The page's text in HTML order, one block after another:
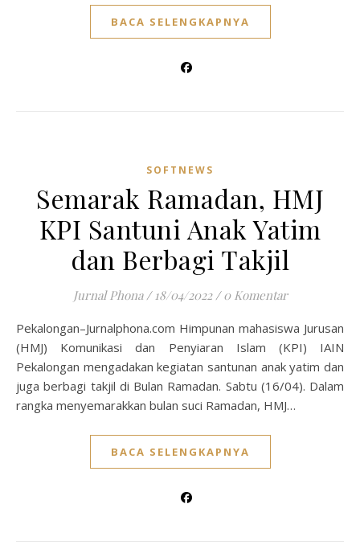
BACA SELENGKAPNYA
SOFTNEWS
Semarak Ramadan, HMJ
KPI Santuni Anak Yatim
dan Berbagi Takjil
Jurnal Phona / 18/04/2022 / 0 Komentar
Pekalongan–Jurnalphona.com Himpunan mahasiswa Jurusan
(HMJ) Komunikasi dan Penyiaran Islam (KPI) IAIN
Pekalongan mengadakan kegiatan santunan anak yatim dan
juga berbagi takjil di Bulan Ramadan. Sabtu (16/04). Dalam
rangka menyemarakkan bulan suci Ramadan, HMJ…
BACA SELENGKAPNYA